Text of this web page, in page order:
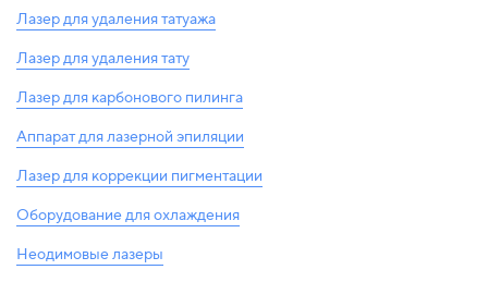
Лазер для удаления татуажа
Лазер для удаления тату
Лазер для карбонового пилинга
Аппарат для лазерной эпиляции
Лазер для коррекции пигментации
Оборудование для охлаждения
Неодимовые лазеры